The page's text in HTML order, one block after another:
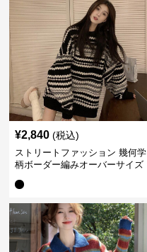
¥2,840 (税込)
ストリートファッション 幾何学
柄ボーダー編みオーバーサイズ